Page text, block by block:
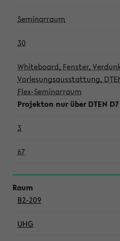
Seminarraum
30
Whiteboard, Fenster,
Vorlesungsausstattung,
Flex-Seminarraum
Projekton nur über DTEN D7
3
67
B2-209
UHG